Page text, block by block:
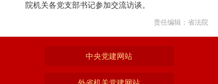
院机关各党支部书记参加交流访谈。
责任编辑：省法院
中央党建网站